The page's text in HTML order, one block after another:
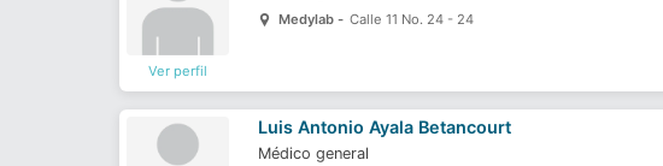
Ver perfil
Medylab - Calle 11 No. 24 - 24
Luis Antonio Ayala Betancourt
Médico general